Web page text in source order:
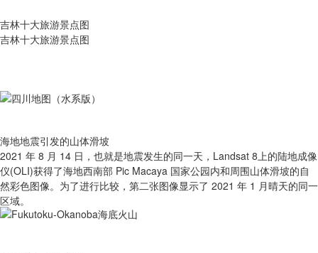
吉林十大旅游景点图
吉林十大旅游景点图
海地地震引发的山体滑坡
2021 年 8 月 14 日，也就是地震发生的同一天，Landsat 8上的陆地成像
仪(OLI)获得了海地西南部 Pic Macaya 国家公园内和周围山体滑坡的自
然彩色图像。为了进行比较，第二张图像显示了 2021 年 1 月晴天的同一
区域。